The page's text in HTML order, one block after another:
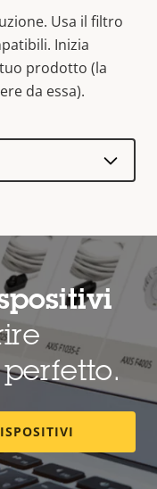
Usa il filtro
Inizia
prodotto (la
da essa).